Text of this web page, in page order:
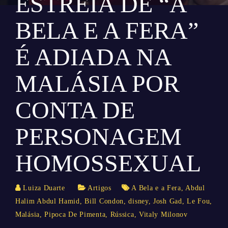
BELA E A FERA”
É ADIADA NA
MALÁSIA POR
CONTA DE
PERSONAGEM
HOMOSSEXUAL
Luiza Duarte Artigos A Bela e a Fera,Abdul
Halim Abdul Hamid,Bill Condon,disney,Josh Gad,Le Fou,
Malásia,Pipoca De Pimenta, Rússica, Vitaly Milonov